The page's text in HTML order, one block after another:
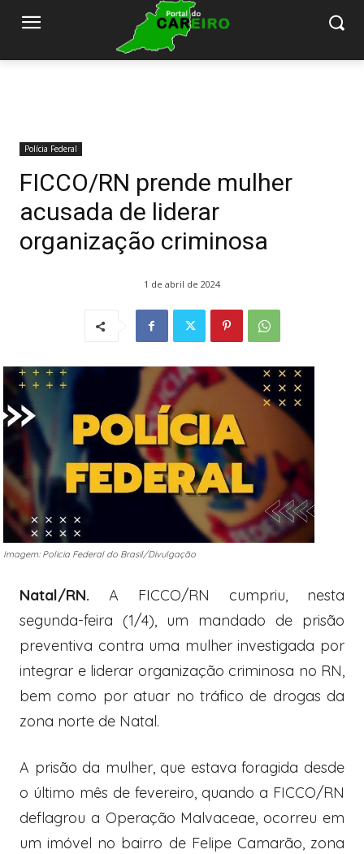
Polícia Federal
FICCO/RN prende mulher
acusada de liderar
organização criminosa
1 de abril de 2024
Imagem: Policia Federal do Brasil/Divulgação
Natal/RN. A FICCO/RN cumpriu, nesta
segunda-feira (1/4), um mandado de prisão
preventiva contra uma mulher investigada por
integrar e liderar organização criminosa no RN,
bem como por atuar no tráfico de drogas da
zona norte de Natal.
A prisão da mulher, que estava foragida desde
o último mês de fevereiro, quando a FICCO/RN
deflagrou a Operação Malvaceae, ocorreu em
um imóvel no bairro de Felipe Camarão, zona